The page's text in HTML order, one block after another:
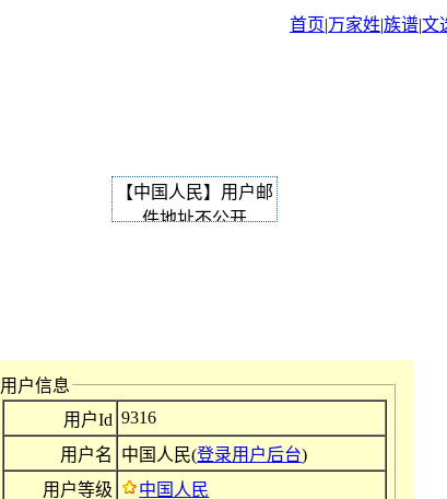
首页|万家姓|族谱|文
【中国人民】用户邮
件地址不公开
用户信息
用户Id 9316
用户名
中国人民(登录用户后台)
用户等级
中国人民